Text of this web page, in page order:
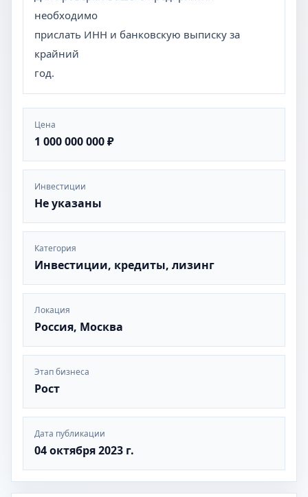
необходимо
прислать ИНН и банковскую выписку за
крайний
год.
Цена
1 000 000 000 ₽
Инвестиции
Не указаны
Категория
Инвестиции, кредиты, лизинг
Локация
Россия, Москва
Этап бизнеса
Рост
Дата публикации
04 октября 2023 г.